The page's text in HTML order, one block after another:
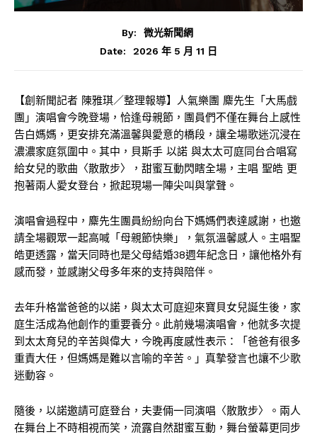
By:
微光新聞網
Date:
2026 年 5 月 11 日
【創新聞記者 陳雅琪／整理報導】人氣樂團 麋先生 「大馬戲
團」演唱會今晚登場，恰逢母親節，團員們不僅在舞台上感性
告白媽媽，更安排充滿溫馨與愛意的橋段，讓全場歌迷沉浸在
濃濃家庭氛圍中。其中，貝斯手 以諾 與太太可庭同台合唱寫
給女兒的歌曲〈散散步〉，甜蜜互動閃瞎全場，主唱 聖皓 更
抱著兩人愛女登台，掀起現場一陣尖叫與掌聲。
演唱會過程中，麋先生團員紛紛向台下媽媽們表達感謝，也邀
請全場觀眾一起高喊「母親節快樂」，氣氛溫馨感人。主唱聖
皓更透露，當天同時也是父母結婚38週年紀念日，讓他格外有
感而發，並感謝父母多年來的支持與陪伴。
去年升格當爸爸的以諾，與太太可庭迎來寶貝女兒誕生後，家
庭生活成為他創作的重要養分。此前幾場演唱會，他就多次提
到太太育兒的辛苦與偉大，今晚再度感性表示：「爸爸有很多
重責大任，但媽媽是難以言喻的辛苦。」真摯發言也讓不少歌
迷動容。
隨後，以諾邀請可庭登台，夫妻倆一同演唱〈散散步〉。兩人
在舞台上不時相視而笑，流露自然甜蜜互動，舞台螢幕更同步